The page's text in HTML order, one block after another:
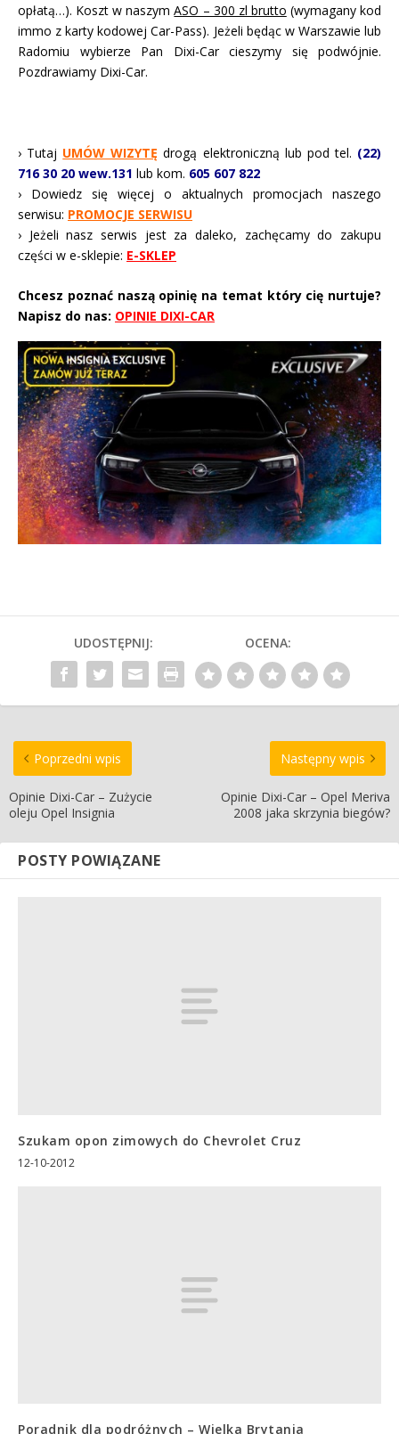
opłatą…). Koszt w naszymASO – 300 zl brutto (wymagany kod
immo z karty kodowej Car-Pass). Jeżeli będąc w Warszawie lub
Radomiu wybierze Pan Dixi-Car cieszymy się podwójnie.
Pozdrawiamy Dixi-Car.
› Tutaj UMÓW WIZYTĘ drogą elektroniczną lub pod tel. (22)
716 30 20 wew.131 lub kom. 605 607 822
› Dowiedz się więcej o aktualnych promocjach naszego
serwisu: PROMOCJE SERWISU
› Jeżeli nasz serwis jest za daleko, zachęcamy do zakupu
części w e-sklepie: E-SKLEP
Chcesz poznać naszą opinię na temat który cię nurtuje?
Napisz do nas: OPINIE DIXI-CAR
UDOSTĘPNIJ: OCENA:
Poprzedni wpis
Opinie Dixi-Car – Zużycie
oleju Opel Insignia
Następny wpis
Opinie Dixi-Car – Opel Meriva
2008 jaka skrzynia biegów?
POSTY POWIĄZANE
Szukam opon zimowych do Chevrolet Cruz
12-10-2012
Poradnik dla podróżnych – Wielka Brytania